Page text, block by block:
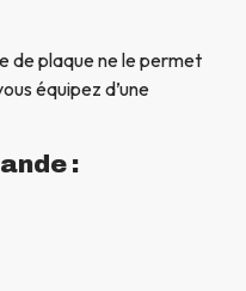
de plaque ne le permet
équipez d’une
: